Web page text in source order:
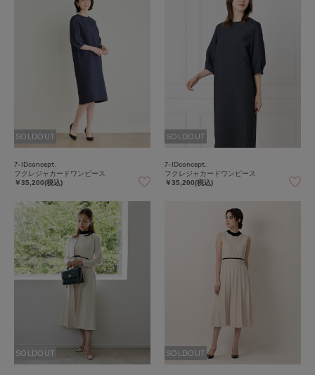
SOLDOUT
7-IDconcept.
フクレジャカードワンピース
￥35,200(税込)
SOLDOUT
7-IDconcept.
フクレジャカードワンピース
￥35,200(税込)
SOLDOUT SOLDOUT